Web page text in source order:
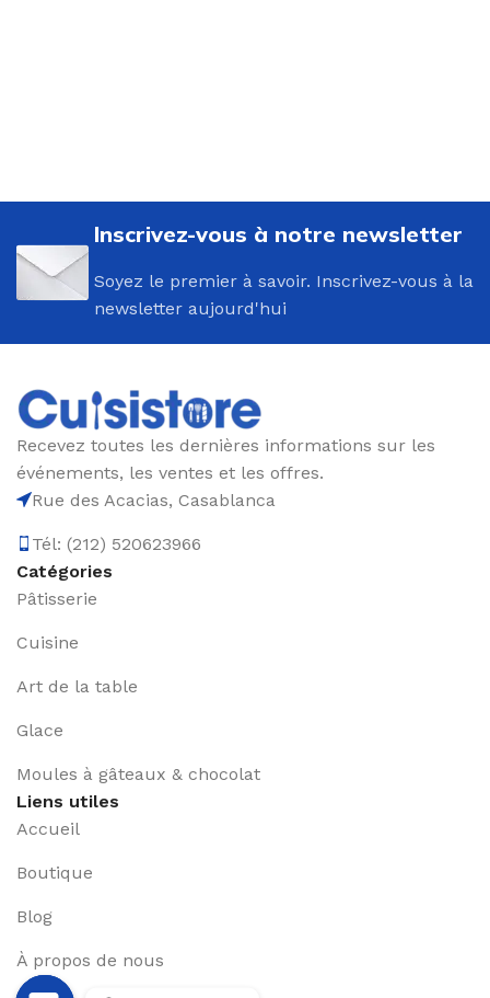
Inscrivez-vous à notre newsletter
Soyez le premier à savoir. Inscrivez-vous à la
newsletter aujourd'hui
Recevez toutes les dernières informations sur les
événements, les ventes et les offres.
Rue des Acacias, Casablanca
Tél: (212) 520623966
Catégories
Pâtisserie
Cuisine
Art de la table
Glace
Moules à gâteaux & chocolat
Liens utiles
Accueil
Boutique
Blog
À propos de nous